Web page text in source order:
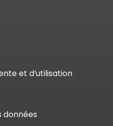
et d’utilisation
données